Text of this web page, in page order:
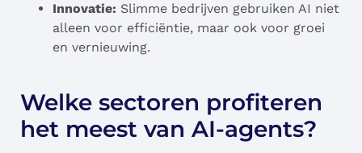
Innovatie: Slimme bedrijven gebruiken AI niet
alleen voor efficiëntie, maar ook voor groei
en vernieuwing.
Welke sectoren profiteren
het meest van AI-agents?